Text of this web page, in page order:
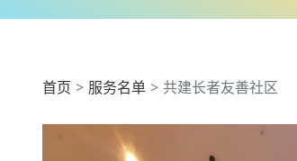
首页 服务名单 共建长者友善社区